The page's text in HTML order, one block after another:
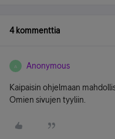
4 kommenttia
A Anonymous
Kaipaisin ohjelmaan
Omien sivujen tyyliin.